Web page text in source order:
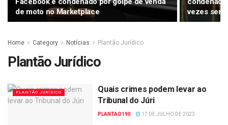
de moto no Marketplace
vezes sem
Home Category Notícias Plantão Jurídico
Plantão Jurídico
PLANTÃO JURÍDICO
Quais crimes podem levar ao
Tribunal do Júri
PLANTAO190 17 DE JULHO DE 2023